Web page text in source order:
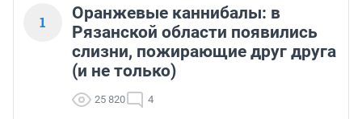
1
Оранжевые каннибалы: в
Рязанской области появились
слизни, пожирающие друг друга
(и не только)
25 820 4